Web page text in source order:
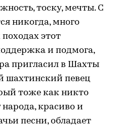
тоску, мечты. С
никогда, много
походах этот
и подмога,
пригласил в Шахты
шахтинский певец
тоже как никто
красиво и
песни, обладает